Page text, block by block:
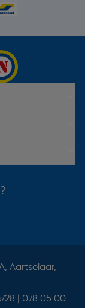
Aartselaar,
| 078 05 00